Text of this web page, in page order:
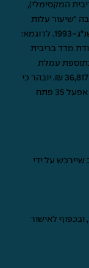
המקסימלי),
גובה "שיעור עלות
האשראי המרבי" בהתאם לחוק אשראי הוגן התשנ"ג-1993. לדוגמא:
תשלומים, צמודת מדד בריבית
של 8.5%, העלות הכוללת תהיה 9.66% בתוספת עמלת
פתיחת תיק בסך 490 ₪. *סה"כ תשלומי לקוח – 36,817 ₪. יובהר כי
ההערכה כפופה לשינויים במדד ושינויים נוספים. אפעל 35 פתח
שיירכש על ידי
ובכפוף לאישור